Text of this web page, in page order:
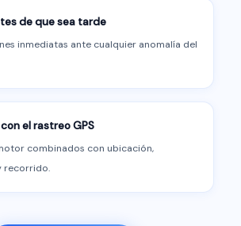
de que sea tarde
inmediatas ante cualquier anomalía del
el rastreo GPS
combinados con ubicación,
recorrido.